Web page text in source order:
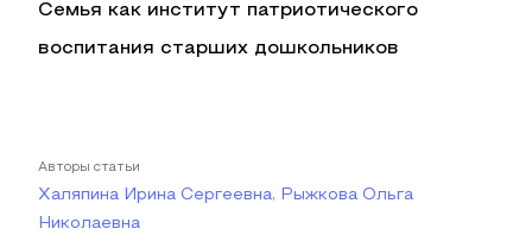
Семья как институт патриотического
воспитания старших дошкольников
Авторы статьи
Халяпина Ирина Сергеевна, Рыжкова Ольга
Николаевна